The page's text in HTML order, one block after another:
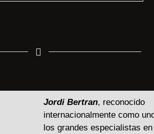
Jordi Bertran, reconocido
internacionalmente como
los grandes especialistas